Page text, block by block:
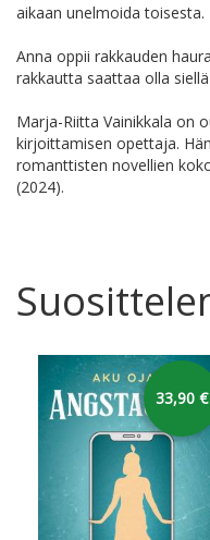
aikaan unelmoida toisesta.
Anna oppii rakkauden
rakkautta saattaa olla
Marja-Riitta Vainikkala on
kirjoittamisen opettaja.
romanttisten novellien
(2024).
33,90 €